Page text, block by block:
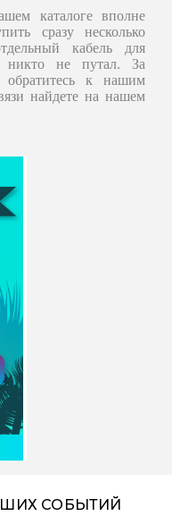
каталоге вполне
сразу несколько
кабель для
никто не путал. За
обратитесь к нашим
найдете на нашем
СОБЫТИЙ